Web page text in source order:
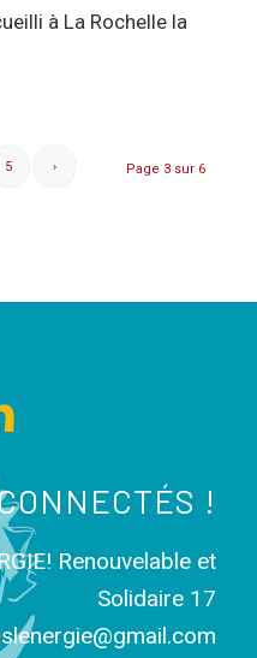
à La Rochelle la
Page 3 sur 6
5 ›
!
Renouvelable et
Solidaire 17